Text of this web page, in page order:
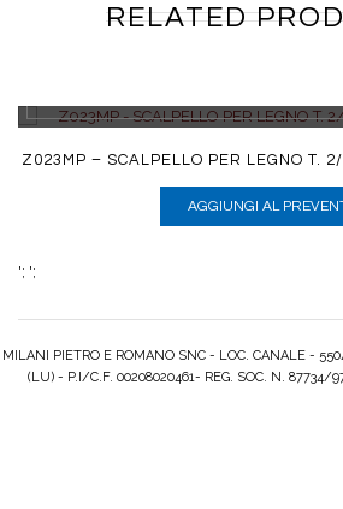
RELATED
Z023MP – SCALPELLO PER LEGNO T.
AGGIUNGI AL
'; ';
MILANI PIETRO E ROMANO SNC - LOC. CANALE -
(LU) - P.I/C.F. 00208020461- REG. SOC. N. 87734/